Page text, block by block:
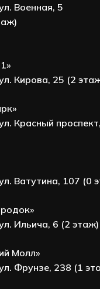
Военная, 5
Кирова, 25 (2
Красный
Ватутина, 107 (0
Ильича, 6 (2 этаж)
Молл»
Фрунзе, 238 (1